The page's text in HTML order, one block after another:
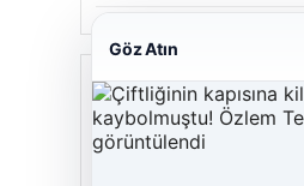
Son Eklenen Firmalar
Cengiz Sigorta
Göz Atın